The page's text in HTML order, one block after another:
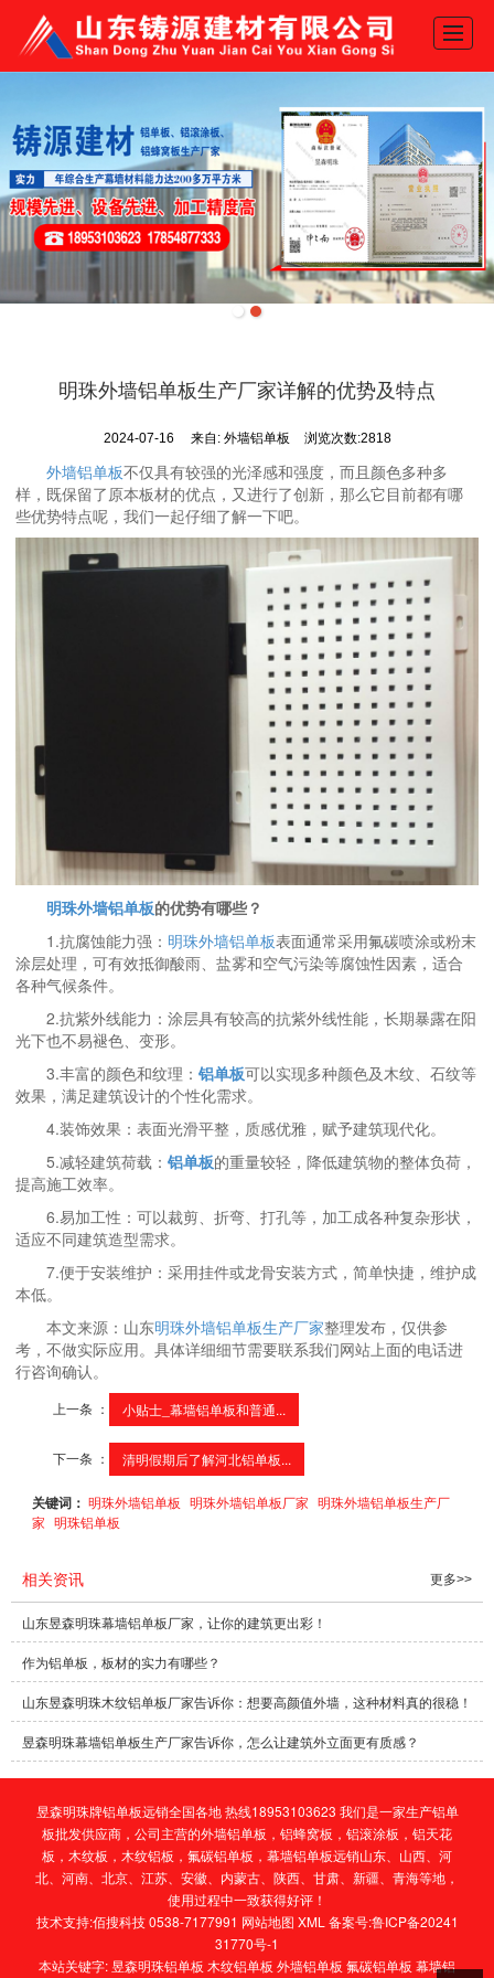
产品展示
关于我们
新闻动态
工程案例
推荐产品
联系我们明珠外墙铝单板生产厂家详解的优势及特点
2024-07-16 来自: 外墙铝单板 浏览次数:2818
外墙铝单板不仅具有较强的光泽感和强度，而且颜色多种多
样，既保留了原本板材的优点，又进行了创新，那么它目前都有哪
些优势特点呢，我们一起仔细了解一下吧。
明珠外墙铝单板的优势有哪些？
1.抗腐蚀能力强： 明珠外墙铝单板表面通常采用氟碳喷涂或粉末
涂层处理，可有效抵御酸雨、盐雾和空气污染等腐蚀性因素，适合
各种气候条件。
2.抗紫外线能力：涂层具有较高的抗紫外线性能，长期暴露在阳
光下也不易褪色、变形。
3.丰富的颜色和纹理：铝单板可以实现多种颜色及木纹、石纹等
效果，满足建筑设计的个性化需求。
4.装饰效果：表面光滑平整，质感优雅，赋予建筑现代化。
5.减轻建筑荷载：铝单板的重量较轻，降低建筑物的整体负荷，
提高施工效率。
6.易加工性：可以裁剪、折弯、打孔等，加工成各种复杂形状，
适应不同建筑造型需求。
7.便于安装维护：采用挂件或龙骨安装方式，简单快捷，维护成
本低。
本文来源：山东明珠外墙铝单板生产厂家整理发布，仅供参
考，不做实际应用。具体详细细节需要联系我们网站上面的电话进
行咨询确认。
上一条 ： 小贴士_幕墙铝单板和普通...
下一条 ： 清明假期后了解河北铝单板...
关键词：明珠外墙铝单板 明珠外墙铝单板厂家 明珠外墙铝单板生产厂
家 明珠铝单板
相关资讯 更多>>
山东昱森明珠幕墙铝单板厂家，让你的建筑更出彩！
作为铝单板，板材的实力有哪些？
山东昱森明珠木纹铝单板厂家告诉你：想要高颜值外墙，这种材料真的很稳！
昱森明珠幕墙铝单板生产厂家告诉你，怎么让建筑外立面更有质感？
昱森明珠牌铝单板远销全国各地 热线18953103623 我们是一家生产铝单
板批发供应商，公司主营的外墙铝单板 ， 铝蜂窝板 ， 铝滚涂板 ， 铝天花
板 ， 木纹板 ， 木纹铝板 ， 氟碳铝单板 ， 幕墙铝单板远销山东、山西、河
北、河南、北京、江苏、安徽、内蒙古、陕西、甘肃、新疆、青海等地，
使用过程中一致获得好评！
技术支持:佰搜科技 0538-7177991 网站地图 XML 备案号:鲁ICP备20241
31770号-1
本站关键字: 昱森明珠铝单板 木纹铝单板 外墙铝单板 氟碳铝单板 幕墙铝